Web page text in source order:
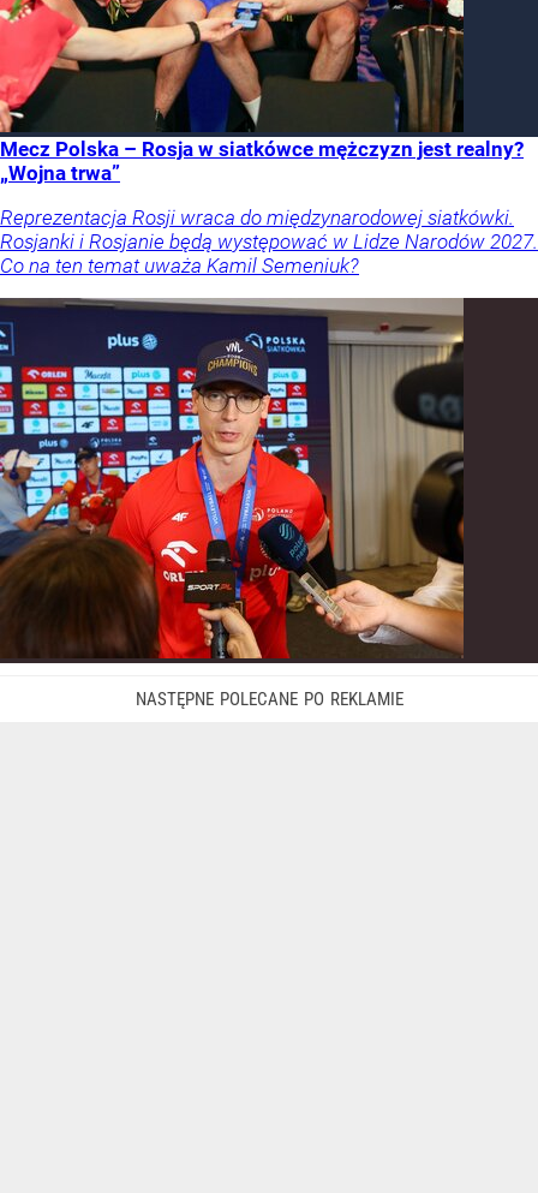
Mecz Polska – Rosja w siatkówce mężczyzn jest realny?
„Wojna trwa”
Reprezentacja Rosji wraca do międzynarodowej siatkówki.
Rosjanki i Rosjanie będą występować w Lidze Narodów 2027.
Co na ten temat uważa Kamil Semeniuk?